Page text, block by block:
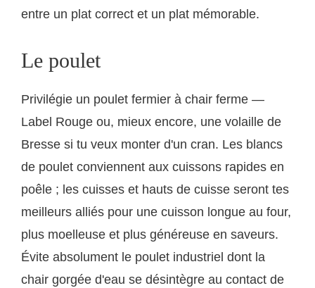
entre un plat correct et un plat mémorable.
Le poulet
Privilégie un poulet fermier à chair ferme —
Label Rouge ou, mieux encore, une volaille de
Bresse si tu veux monter d'un cran. Les blancs
de poulet conviennent aux cuissons rapides en
poêle ; les cuisses et hauts de cuisse seront tes
meilleurs alliés pour une cuisson longue au four,
plus moelleuse et plus généreuse en saveurs.
Évite absolument le poulet industriel dont la
chair gorgée d'eau se désintègre au contact de